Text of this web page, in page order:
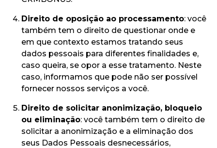
Direito de oposição ao processamento: você
também tem o direito de questionar onde e
em que contexto estamos tratando seus
dados pessoais para diferentes finalidades e,
caso queira, se opor a esse tratamento. Neste
caso, informamos que pode não ser possível
fornecer nossos serviços a você.
Direito de solicitar anonimização, bloqueio
ou eliminação: você também tem o direito de
solicitar a anonimização e a eliminação dos
seus Dados Pessoais desnecessários,